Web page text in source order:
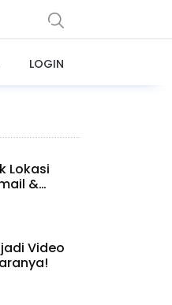
LOGIN
Lokasi
&
Video